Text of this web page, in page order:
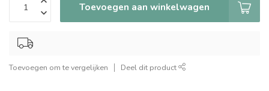
Toevoegen aan winkelwagen
Toevoegen om te vergelijken Deel dit product